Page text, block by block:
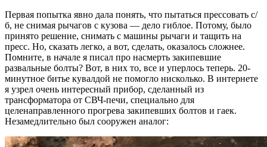
Первая попытка явно дала понять, что пытаться прессовать с/
б, не снимая рычагов с кузова — дело гиблое. Потому, было
принято решение, снимать с машины рычаги и тащить на
пресс. Но, сказать легко, а вот, сделать, оказалось сложнее.
Помните, в начале я писал про насмерть закипевшие
развальные болты? Вот, в них то, все и уперлось теперь. 20-
минутное битье кувалдой не помогло нисколько. В интернете
я узрел очень интересный прибор, сделанный из
трансформатора от СВЧ-печи, специально для
целенаправленного прогрева закипевших болтов и гаек.
Незамедлительно был сооружен аналог: